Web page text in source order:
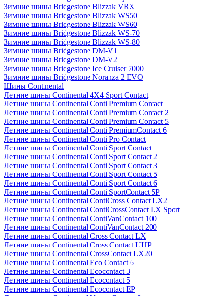
Зимние шины Bridgestone Blizzak VRX
Зимние шины Bridgestone Blizzak WS50
Зимние шины Bridgestone Blizzak WS60
Зимние шины Bridgestone Blizzak WS-70
Зимние шины Bridgestone Blizzak WS-80
Зимние шины Bridgestone DM-V1
Зимние шины Bridgestone DM-V2
Зимние шины Bridgestone Ice Cruiser 7000
Зимние шины Bridgestone Noranza 2 EVO
Шины Continental
Летние шины Continental 4X4 Sport Contact
Летние шины Continental Conti Premium Contact
Летние шины Continental Conti Premium Contact 2
Летние шины Continental Conti Premium Contact 5
Летние шины Continental Conti PremiumContact 6
Летние шины Continental Conti Pro Contact
Летние шины Continental Conti Sport Contact
Летние шины Continental Conti Sport Contact 2
Летние шины Continental Conti Sport Contact 3
Летние шины Continental Conti Sport Contact 5
Летние шины Continental Conti Sport Contact 6
Летние шины Continental Conti SportContact 5P
Летние шины Continental ContiCross Contact LX2
Летние шины Continental ContiCrossContact LX Sport
Летние шины Continental ContiVanContact 100
Летние шины Continental ContiVanContact 200
Летние шины Continental Cross Contact LX
Летние шины Continental Cross Contact UHP
Летние шины Continental CrossContact LX20
Летние шины Continental Eco Contact 6
Летние шины Continental Ecocontact 3
Летние шины Continental Ecocontact 5
Летние шины Continental Ecocontact EP